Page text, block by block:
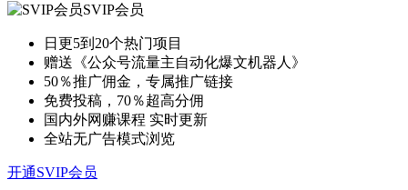
SVIP会员
日更5到20个热门项目
赠送《公众号流量主自动化爆文机器人》
50％推广佣金，专属推广链接
免费投稿，70％超高分佣
国内外网赚课程 实时更新
全站无广告模式浏览
开通SVIP会员